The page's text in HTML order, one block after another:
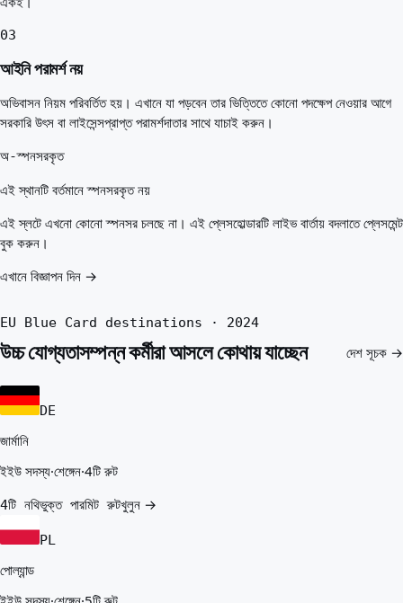
03
আইনি পরামর্শ নয়
অভিবাসন নিয়ম পরিবর্তিত হয়। এখানে যা পড়বেন তার ভিত্তিতে কোনো পদক্ষেপ নেওয়ার আগে
সরকারি উৎস বা লাইসেন্সপ্রাপ্ত পরামর্শদাতার সাথে যাচাই করুন।
অ-স্পনসরকৃত
এই স্থানটি বর্তমানে স্পনসরকৃত নয়
এই স্লটে এখনো কোনো স্পনসর চলছে না। এই প্লেসহোল্ডারটি লাইভ বার্তায় বদলাতে প্লেসমেন্ট
বুক করুন।
এখানে বিজ্ঞাপন দিন →
EU Blue Card destinations · 2024
উচ্চ যোগ্যতাসম্পন্ন কর্মীরা আসলে কোথায় যাচ্ছেন দেশ সূচক →
DE
জার্মানি
ইইউ সদস্য·শেঙ্গেন·4টি রুট
4টি নথিভুক্ত পারমিট রুটখুলুন →
PL
পোল্যান্ড